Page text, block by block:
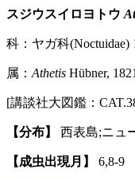
スジウスイロヨトウ
科：ヤガ科(Noctuidae)
属： Athetis Hübner, 1821
[講談社大図鑑：
【分布】 西表島;ニュ
【成虫出現月】 6,8-9